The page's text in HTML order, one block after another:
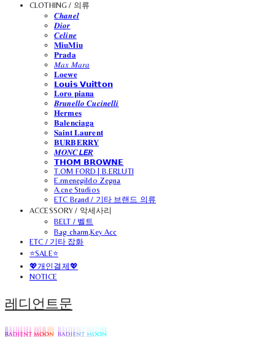
CLOTHING / 의류
𝑪𝒉𝒂𝒏𝒆𝒍
𝑫𝒊𝒐𝒓
𝑪𝒆𝒍𝒊𝒏𝒆
𝐌𝐢𝐮𝐌𝐢𝐮
𝐏𝐫𝐚𝐝𝐚
𝑀𝑎𝑥 𝑀𝑎𝑟𝑎
𝐋𝐨𝐞𝐰𝐞
𝗟𝗼𝘂𝗶𝘀 𝗩𝘂𝗶𝘁𝘁𝗼𝗻
𝐋𝐨𝐫𝐨 𝐩𝐢𝐚𝐧𝐚
𝑩𝒓𝒖𝒏𝒆𝒍𝒍𝒐 𝑪𝒖𝒄𝒊𝒏𝒆𝒍𝒍𝒊
𝐇𝐞𝐫𝐦𝐞𝐬
𝐁𝐚𝐥𝐞𝐧𝐜𝐢𝐚𝐠𝐚
𝐒𝐚𝐢𝐧𝐭 𝐋𝐚𝐮𝐫𝐞𝐧𝐭
𝐁𝐔𝐑𝐁𝐄𝐑𝐑𝐘
𝑴𝑶𝑵𝑪𝙇𝙀𝑹
𝗧𝗛𝗢𝗠 𝗕𝗥𝗢𝗪𝗡𝗘
T.OM FORD | B.ERLUTI
E.rmenegildo Zegna
A.cne Studios
ETC Brand / 기타 브랜드 의류
ACCESSORY / 악세사리
BELT / 벨트
Bag charm,Key Acc
ETC / 기타 잡화
⭐SALE⭐
💖개인결제💖
NOTICE
레디언트문